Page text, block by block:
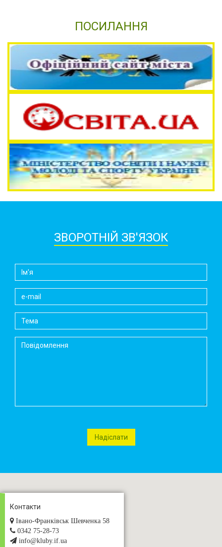
ПОСИЛАННЯ
ЗВОРОТНІЙ ЗВ'ЯЗОК
Контакти
Івано-Франківськ Шевченка 58
0342 75-28-73
info@kluby.if.ua